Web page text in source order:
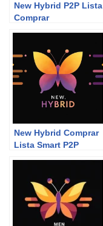
New Hybrid P2P Lista
Comprar
New Hybrid Comprar
Lista Smart P2P